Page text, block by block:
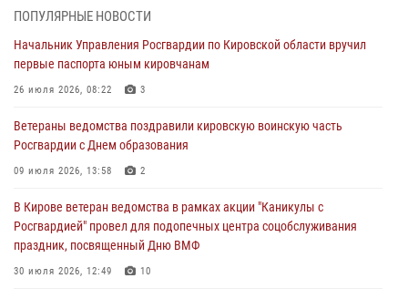
04 августа 2026, 09:30
В Кирове росгвардейцы задержали подозреваемого в грабеже
03 августа 2026, 09:01
митинге в честь Дня воздушно-десантных войск
03 августа 2026, 08:45
магазина
02 августа 2026, 07:00
1 августа – День дежурной службы войск национальной гвардии
ПОПУЛЯРНЫЕ НОВОСТИ
Начальник Управления Росгвардии по Кировской области вручил
первые паспорта юным кировчанам
26 июля 2026, 08:22 3
Ветераны ведомства поздравили кировскую воинскую часть
Росгвардии с Днем образования
09 июля 2026, 13:58 2
В Кирове ветеран ведомства в рамках акции "Каникулы с
Росгвардией" провел для подопечных центра соцобслуживания
праздник, посвященный Дню ВМФ
30 июля 2026, 12:49 10